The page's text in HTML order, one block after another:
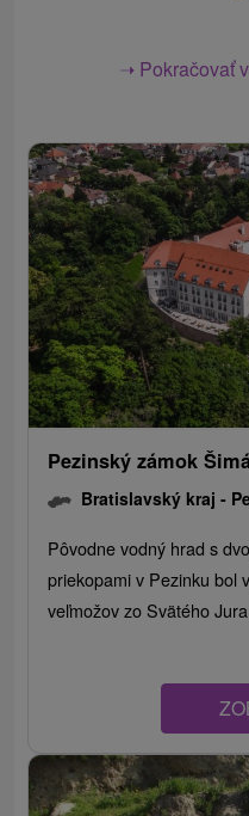
➝ Pokračovať
Pezinský zámok
Bratislavský kraj -
Pôvodne vodný hrad s
priekopami v Pezinku bol
veľmožov zo Svätého